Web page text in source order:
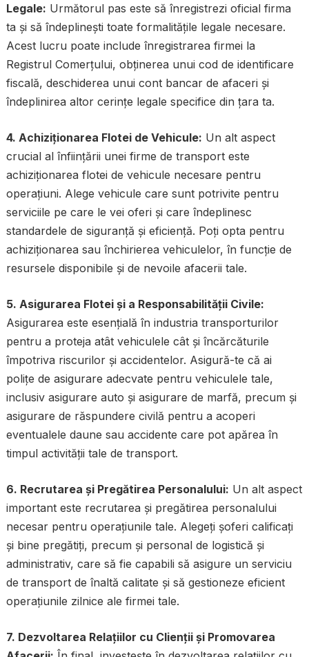
Legale: Următorul pas este să înregistrezi oficial firma
ta și să îndeplinești toate formalitățile legale necesare.
Acest lucru poate include înregistrarea firmei la
Registrul Comerțului, obținerea unui cod de identificare
fiscală, deschiderea unui cont bancar de afaceri și
îndeplinirea altor cerințe legale specifice din țara ta.
4. Achiziționarea Flotei de Vehicule: Un alt aspect
crucial al înființării unei firme de transport este
achiziționarea flotei de vehicule necesare pentru
operațiuni. Alege vehicule care sunt potrivite pentru
serviciile pe care le vei oferi și care îndeplinesc
standardele de siguranță și eficiență. Poți opta pentru
achiziționarea sau închirierea vehiculelor, în funcție de
resursele disponibile și de nevoile afacerii tale.
5. Asigurarea Flotei și a Responsabilității Civile:
Asigurarea este esențială în industria transporturilor
pentru a proteja atât vehiculele cât și încărcăturile
împotriva riscurilor și accidentelor. Asigură-te că ai
polițe de asigurare adecvate pentru vehiculele tale,
inclusiv asigurare auto și asigurare de marfă, precum și
asigurare de răspundere civilă pentru a acoperi
eventualele daune sau accidente care pot apărea în
timpul activității tale de transport.
6. Recrutarea și Pregătirea Personalului: Un alt aspect
important este recrutarea și pregătirea personalului
necesar pentru operațiunile tale. Alegeți șoferi calificați
și bine pregătiți, precum și personal de logistică și
administrativ, care să fie capabili să asigure un serviciu
de transport de înaltă calitate și să gestioneze eficient
operațiunile zilnice ale firmei tale.
7. Dezvoltarea Relațiilor cu Clienții și Promovarea